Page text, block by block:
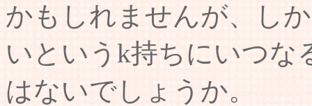
かもしれませんが、し
いというk持ちにいつな
はないでしょうか。